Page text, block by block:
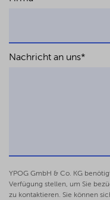
Nachricht an uns*
YPOG GmbH & Co. KG
Verfügung stellen, um Sie
zu kontaktieren. Sie können